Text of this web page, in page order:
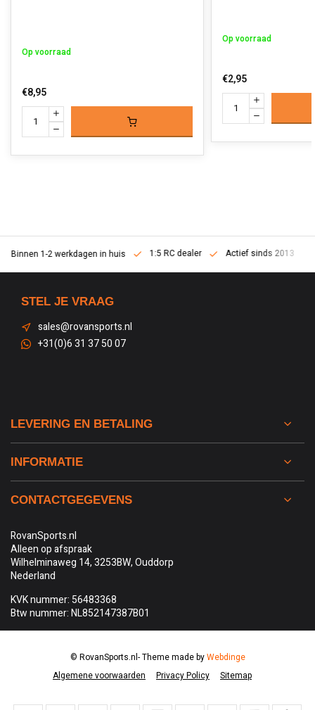
Op voorraad
€8,95
Op voorraad
€2,95
Binnen 1-2 werkdagen in huis 1:5 RC dealer Actief sinds 2013
STEL JE VRAAG
sales@rovansports.nl
+31(0)6 31 37 50 07
LEVERING EN BETALING
INFORMATIE
CONTACTGEGEVENS
RovanSports.nl
Alleen op afspraak
Wilhelminaweg 14, 3253BW, Ouddorp
Nederland
KVK nummer: 56483368
Btw nummer: NL852147387B01
Algemene voorwaarden Privacy Policy Sitemap
© RovanSports.nl- Theme made byWebdinge